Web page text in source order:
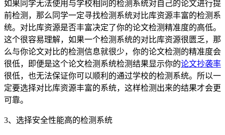
如果同学无法使用与学校相同的检测系统对自己的论文进行提
前检测，那么同学一定寻找检测系统对比库资源丰富的检测系
统。对比库资源是否丰富决定了你的论文检测精准度的高低。
这个很容易理解，如果一个检测系统的对比库资源很匮乏，那
么与你论文对比的检测信息就很少，你的论文检测的精准度会
很低，即便是这个论文检测系统检测结果显示你的论文抄袭率
很低，也无法保证你可以顺利的通过学校的检测系统。所以一
定要选择对比库资源丰富的系统，这样检测出来的结果才会更
可靠。
3、选择安全性能高的检测系统